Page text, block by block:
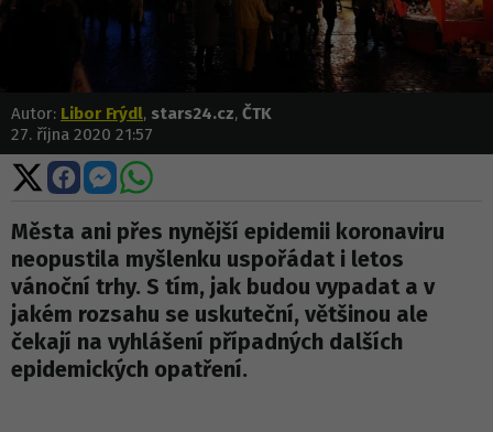
Autor: Libor Frýdl, stars24.cz, ČTK
27. října 2020 21:57
Sdílet
na
X
Sdílet
na
Facebooku
Sdílet
na
Messengeru
Sdílet
WhatsApp
Města ani přes nynější epidemii koronaviru
neopustila myšlenku uspořádat i letos
vánoční trhy. S tím, jak budou vypadat a v
jakém rozsahu se uskuteční, většinou ale
čekají na vyhlášení případných dalších
epidemických opatření.